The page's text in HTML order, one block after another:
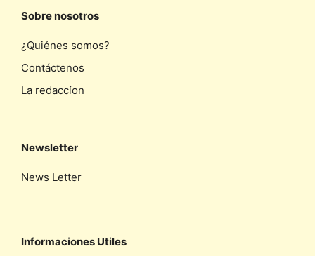
Sobre nosotros
¿Quiénes somos?
Contáctenos
La redaccíon
Newsletter
News Letter
Informaciones Utiles